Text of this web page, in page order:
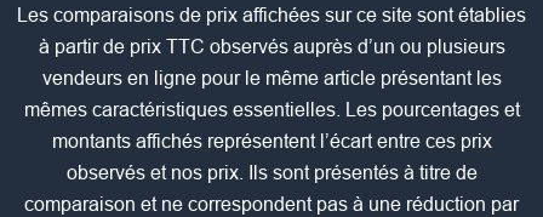
Les comparaisons de prix affichées sur ce site sont établies
à partir de prix TTC observés auprès d’un ou plusieurs
vendeurs en ligne pour le même article présentant les
mêmes caractéristiques essentielles. Les pourcentages et
montants affichés représentent l’écart entre ces prix
observés et nos prix. Ils sont présentés à titre de
comparaison et ne correspondent pas à une réduction par